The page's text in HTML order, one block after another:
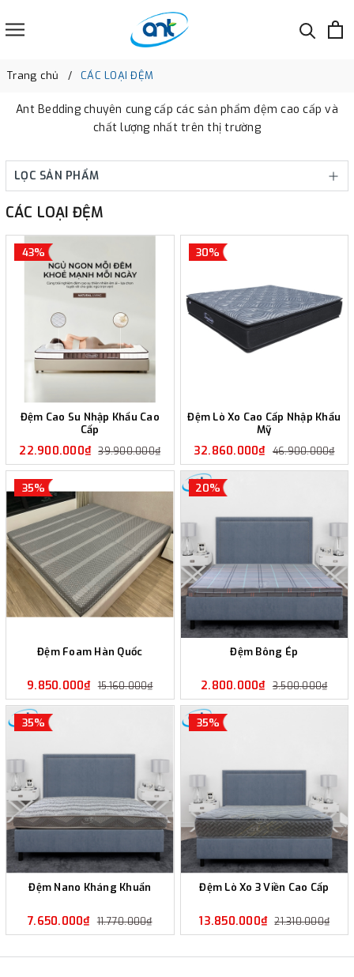
Trang chủ CÁC LOẠI ĐỆM
LỌC SẢN PHẨM
CÁC LOẠI ĐỆM
43%
Đệm Cao Su Nhập Khẩu Cao
Cấp
22.900.000₫ 39.900.000₫
30%
Đệm Lò Xo Cao Cấp Nhập Khẩu
Mỹ
32.860.000₫ 46.900.000₫
35%
Đệm Foam Hàn Quốc
9.850.000₫ 15.160.000₫
20%
Đệm Bông Ép
2.800.000₫ 3.500.000₫
35%
Đệm Nano Kháng Khuẩn
7.650.000₫ 11.770.000₫
35%
Đệm Lò Xo 3 Viền Cao Cấp
13.850.000₫ 21.310.000₫
Ant Bedding chuyên cung cấp các sản phẩm đệm cao cấp và
chất lượng nhất trên thị trường